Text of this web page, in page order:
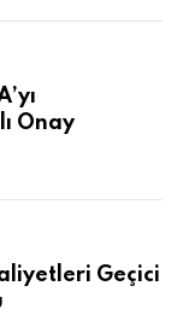
Onay
Geçici